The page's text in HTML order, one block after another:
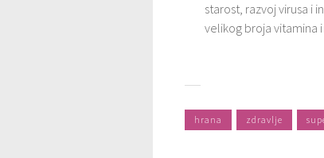
starost, razvoj virusa i
velikog broja vitamina
hrana zdravlje